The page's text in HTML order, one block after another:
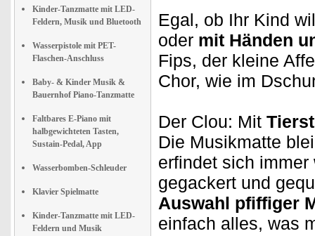
Kinder-Tanzmatte mit LED-
Feldern, Musik und Bluetooth
Wasserpistole mit PET-
Flaschen-Anschluss
Baby- & Kinder Musik &
Bauernhof Piano-Tanzmatte
Faltbares E-Piano mit
halbgewichteten Tasten,
Sustain-Pedal, App
Wasserbomben-Schleuder
Klavier Spielmatte
Kinder-Tanzmatte mit LED-
Feldern und Musik
Egal, ob Ihr Kind
oder mit Händen
Fips, der kleine
Chor, wie im
Der Clou: Mit
Die Musikmatte
erfindet sich
gegackert und
Auswahl pfiffiger
einfach alles, was